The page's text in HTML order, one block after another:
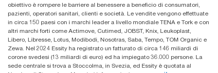
obiettivo è rompere le barriere al benessere a beneficio di consumatori,
pazienti, operatori sanitari, clienti e società. Le vendite vengono effettuate
in circa 150 paesi con i marchi leader a livello mondiale TENA e Tork e con
altri marchi forti come Actimove, Cutimed, JOBST, Knix, Leukoplast,
Libero, Libresse, Lotus, Modibodi, Nosotras, Saba, Tempo, TOM Organic e
Zewa. Nel 2024 Essity ha registrato un fatturato di circa 146 miliardi di
corone svedesi (13 miliardi di euro) ed ha impiegato 36.000 persone. La
sede centrale si trova a Stoccolma, in Svezia, ed Essity è quotata al